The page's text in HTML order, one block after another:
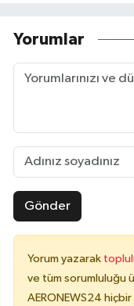
Yorumlar
Gönder
Yorum yazarak
ve tüm sorumluluğu
AERONEWS24